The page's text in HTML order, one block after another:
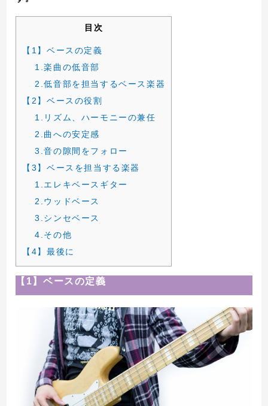
目次
【1】ベースの定義
1.楽曲の低音部
2.低音部を担当するベース楽器
【2】ベースの役割
1.リズム、ハーモニーの兼任
2.曲への安定感
3.音の隙間をフォロー
【3】ベースを担当する楽器
1.エレキベースギター
2.ウッドベース
3.シンセベース
4.その他
【4】最後に
【1】ベースの定義